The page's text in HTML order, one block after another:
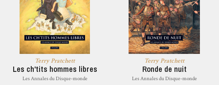
Terry Pratchett
Les ch'tits hommes libres
Les Annales du Disque-monde
Terry Pratchett
Ronde de nuit
Les Annales du Disque-monde